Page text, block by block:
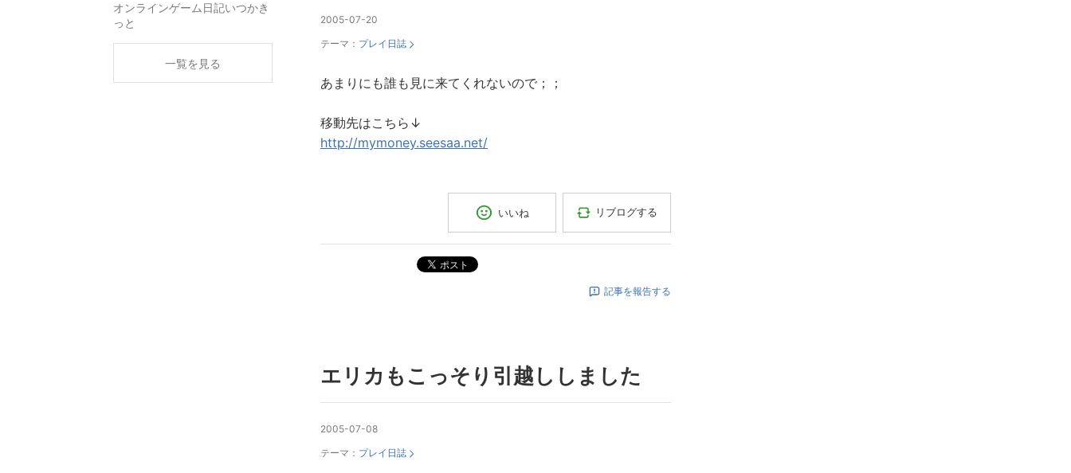
2005-07-20
テーマ： プレイ日誌
あまりにも誰も見に来てくれないので；；
移動先はこちら↓
http://mymoney.seesaa.net/
いいね リブログする
ポスト
記事を報告する
エリカもこっそり引越ししました
2005-07-08
テーマ： プレイ日誌
オンラインゲーム日記いつかき
っと
一覧を見る